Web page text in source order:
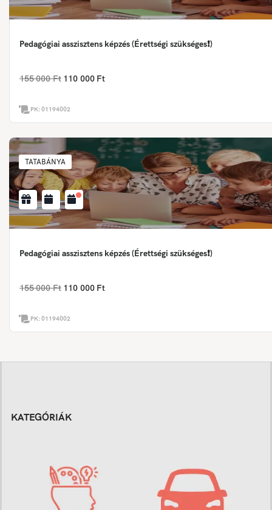
Pedagógiai asszisztens képzés (Érettségi szükséges❗)
155 000 Ft 110 000 Ft
PK:01194002
TATABÁNYA
Pedagógiai asszisztens képzés (Érettségi szükséges❗)
155 000 Ft 110 000 Ft
PK:01194002
KATEGÓRIÁK